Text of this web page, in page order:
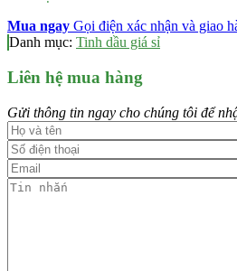
Mua ngay Gọi điện xác nhận và giao
Danh mục: Tinh dầu giá sỉ
Liên hệ mua hàng
Gửi thông tin ngay cho chúng tôi để